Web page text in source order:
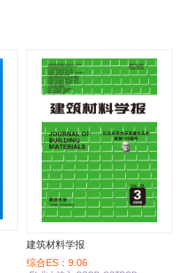
建筑材料学报
综合ES：9.06